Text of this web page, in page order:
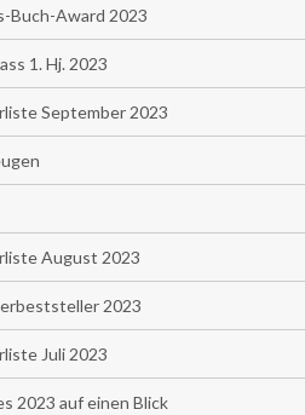
Buch-Award 2023
1. Hj. 2023
September 2023
August 2023
2023
Juli 2023
2023 auf einen Blick